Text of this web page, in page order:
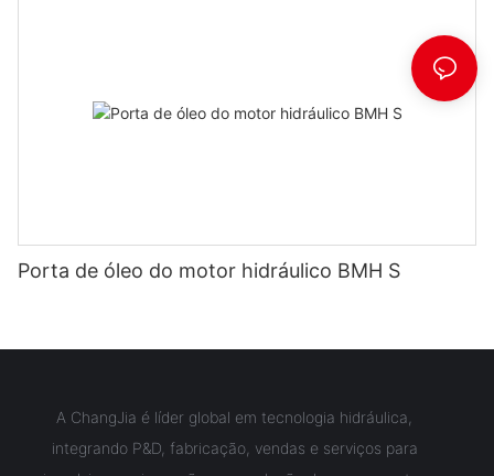
Porta de óleo do motor hidráulico BMH S
A ChangJia é líder global em tecnologia hidráulica,
integrando P&D, fabricação, vendas e serviços para